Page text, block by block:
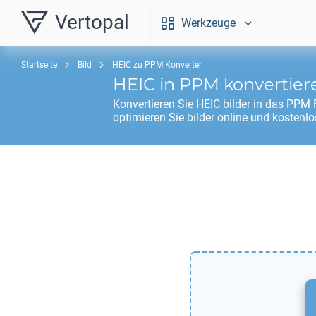
Vertopal Werkzeuge
Startseite Bild HEIC zu PPM Konverter
HEIC in PPM
Konvertieren Sie HEIC bilder in das PPM
optimieren Sie bilder online und